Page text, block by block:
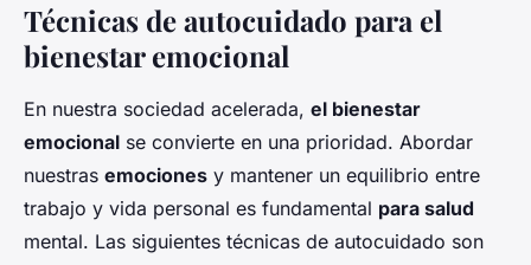
Técnicas de autocuidado para el
bienestar emocional
En nuestra sociedad acelerada, el bienestar
emocional se convierte en una prioridad. Abordar
nuestras emociones y mantener un equilibrio entre
trabajo y vida personal es fundamental para salud
mental. Las siguientes técnicas de autocuidado son